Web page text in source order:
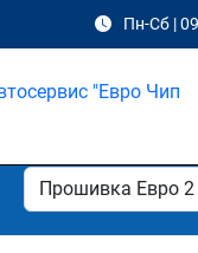
Пн-Сб |